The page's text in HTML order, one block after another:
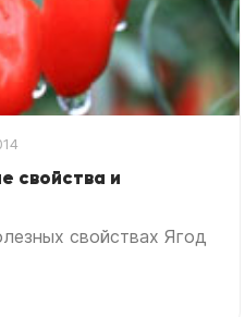
свойства и
свойствах Ягод